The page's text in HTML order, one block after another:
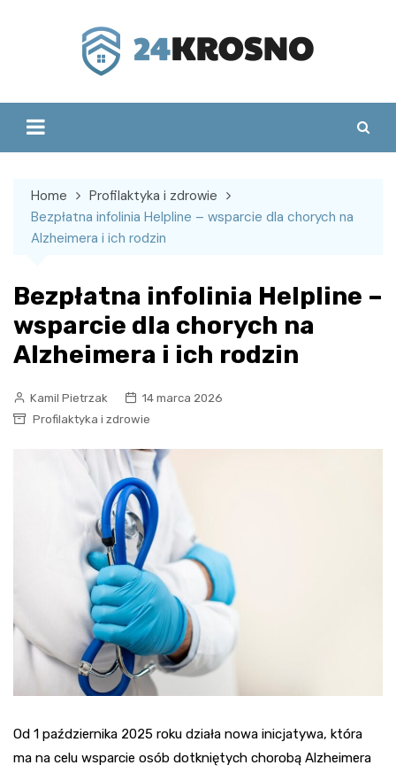
Home
Profilaktyka i zdrowie
Bezpłatna infolinia Helpline – wsparcie dla chorych na
Alzheimera i ich rodzin
Bezpłatna infolinia Helpline –
wsparcie dla chorych na
Alzheimera i ich rodzin
Kamil Pietrzak
14 marca 2026
Profilaktyka i zdrowie
Od 1 października 2025 roku działa nowa inicjatywa, która
ma na celu wsparcie osób dotkniętych chorobą Alzheimera